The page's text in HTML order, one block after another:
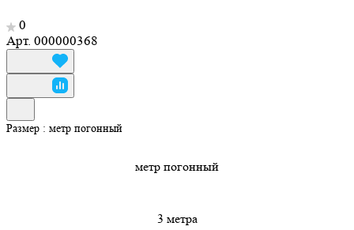
0
Арт. 000000368
Размер : метр погонный
метр погонный
3 метра